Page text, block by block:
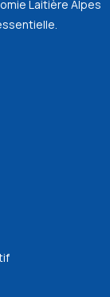
Laitière Alpes